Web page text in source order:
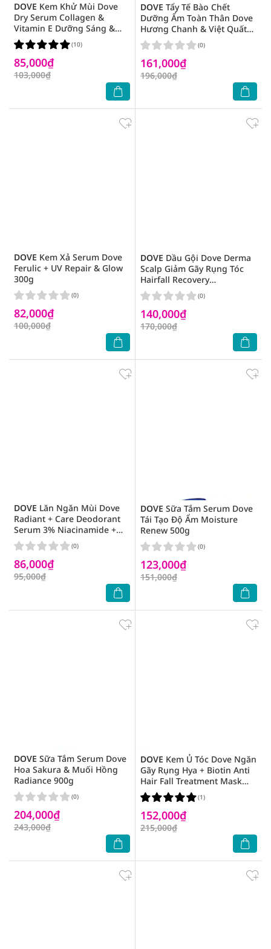
DOVE Kem Khử Mùi Dove
Dry Serum Collagen &
Vitamin E Dưỡng Sáng &
Thu Nhỏ Chân Lông 40ml
85,000₫
103,000₫
(10)
DOVE Tẩy Tế Bào Chết
Dưỡng Ẩm Toàn Thân Dove
Hương Chanh & Việt Quất
280g
161,000₫
196,000₫
(0)
DOVE Kem Xả Serum Dove
Ferulic + UV Repair & Glow
300g
82,000₫
100,000₫
(0)
DOVE Dầu Gội Dove Derma
Scalp Giảm Gãy Rụng Tóc
Hairfall Recovery
Strengthening Shampoo
350g
140,000₫
170,000₫
(0)
DOVE Lăn Ngăn Mùi Dove
Radiant + Care Deodorant
Serum 3% Niacinamide +
10X Omega6 45ml
86,000₫
95,000₫
(0)
DOVE Sữa Tắm Serum Dove
Tái Tạo Độ Ẩm Moisture
Renew 500g
123,000₫
151,000₫
(0)
DOVE Sữa Tắm Serum Dove
Hoa Sakura & Muối Hồng
Radiance 900g
204,000₫
243,000₫
(0)
DOVE Kem Ủ Tóc Dove Ngăn
Gãy Rụng Hya + Biotin Anti
Hair Fall Treatment Mask
300ml
152,000₫
215,000₫
(1)